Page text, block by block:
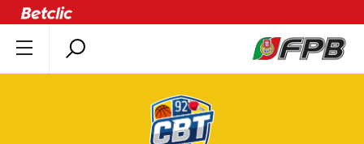
SOBRE A FPB